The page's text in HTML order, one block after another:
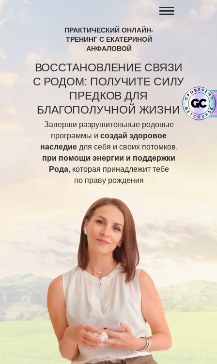
ВОССТАНОВЛЕНИЕ СВЯЗИ
С РОДОМ: ПОЛУЧИТЕ СИЛУ
ПРЕДКОВ ДЛЯ
БЛАГОПОЛУЧНОЙ ЖИЗНИ
Заверши разрушительные родовые
программы и создай здоровое
наследиедля себя и своих потомков,
при помощи энергии и поддержки
Рода, которая принадлежит тебе
по праву рождения
ПРАКТИЧЕСКИЙ ОНЛАЙН-
ТРЕНИНГ С ЕКАТЕРИНОЙ
АНФАЛОВОЙ